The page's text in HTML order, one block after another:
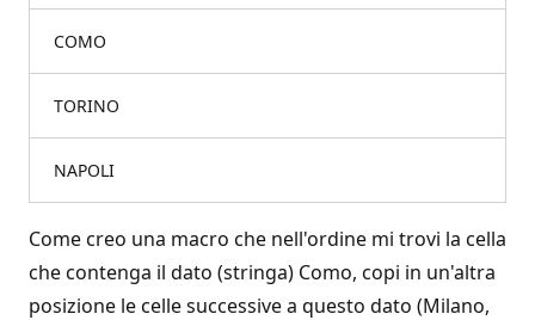
COMO
TORINO
NAPOLI
Come creo una macro che nell'ordine mi trovi la cella
che contenga il dato (stringa) Como, copi in un'altra
posizione le celle successive a questo dato (Milano,